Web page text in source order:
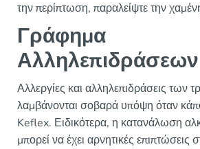
την περίπτωση, παραλείψτε την
Γράφημα
Αλληλεπιδράσεων
Αλλεργίες και αλληλεπιδράσεις των
λαμβάνονται σοβαρά υπόψη όταν
Keflex. Ειδικότερα, η κατανάλωση
μπορεί να έχει αρνητικές επιπτώσεις